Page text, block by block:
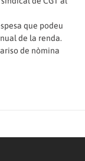
que podeu
de la renda.
de nòmina